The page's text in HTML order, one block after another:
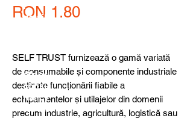
RON 1.80Price
SELF TRUST furnizează o gamă variată
de consumabile și componente industriale
destinate funcționării fiabile a
echipamentelor și utilajelor din domenii
precum industrie, agricultură, logistică sau
r
detail
produ
cts or
consu
ltancy
we are